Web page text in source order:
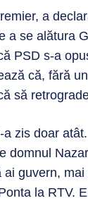
a
a se alătura
PSD s-a
că, fără
să
a zis doar
domnul
ai guvern,
la RTV.